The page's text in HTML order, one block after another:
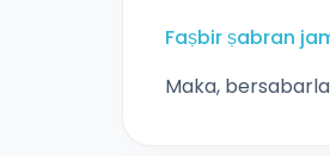
Faṣbir ṣabran
Maka,